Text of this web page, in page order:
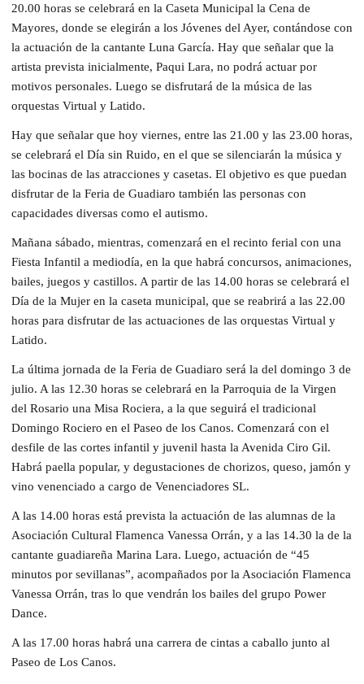
20.00 horas se celebrará en la Caseta Municipal la Cena de
Mayores, donde se elegirán a los Jóvenes del Ayer, contándose con
la actuación de la cantante Luna García. Hay que señalar que la
artista prevista inicialmente, Paqui Lara, no podrá actuar por
motivos personales. Luego se disfrutará de la música de las
orquestas Virtual y Latido.
Hay que señalar que hoy viernes, entre las 21.00 y las 23.00 horas,
se celebrará el Día sin Ruido, en el que se silenciarán la música y
las bocinas de las atracciones y casetas. El objetivo es que puedan
disfrutar de la Feria de Guadiaro también las personas con
capacidades diversas como el autismo.
Mañana sábado, mientras, comenzará en el recinto ferial con una
Fiesta Infantil a mediodía, en la que habrá concursos, animaciones,
bailes, juegos y castillos. A partir de las 14.00 horas se celebrará el
Día de la Mujer en la caseta municipal, que se reabrirá a las 22.00
horas para disfrutar de las actuaciones de las orquestas Virtual y
Latido.
La última jornada de la Feria de Guadiaro será la del domingo 3 de
julio. A las 12.30 horas se celebrará en la Parroquia de la Virgen
del Rosario una Misa Rociera, a la que seguirá el tradicional
Domingo Rociero en el Paseo de los Canos. Comenzará con el
desfile de las cortes infantil y juvenil hasta la Avenida Ciro Gil.
Habrá paella popular, y degustaciones de chorizos, queso, jamón y
vino venenciado a cargo de Venenciadores SL.
A las 14.00 horas está prevista la actuación de las alumnas de la
Asociación Cultural Flamenca Vanessa Orrán, y a las 14.30 la de la
cantante guadiareña Marina Lara. Luego, actuación de “45
minutos por sevillanas”, acompañados por la Asociación Flamenca
Vanessa Orrán, tras lo que vendrán los bailes del grupo Power
Dance.
A las 17.00 horas habrá una carrera de cintas a caballo junto al
Paseo de Los Canos.